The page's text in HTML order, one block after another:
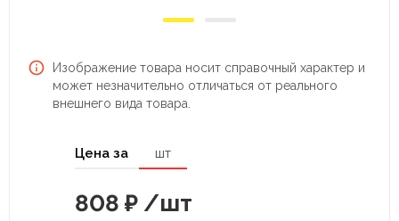
Изображение товара носит справочный характер и
может незначительно отличаться от реального
внешнего вида товара.
Цена за шт
808 ₽ /шт